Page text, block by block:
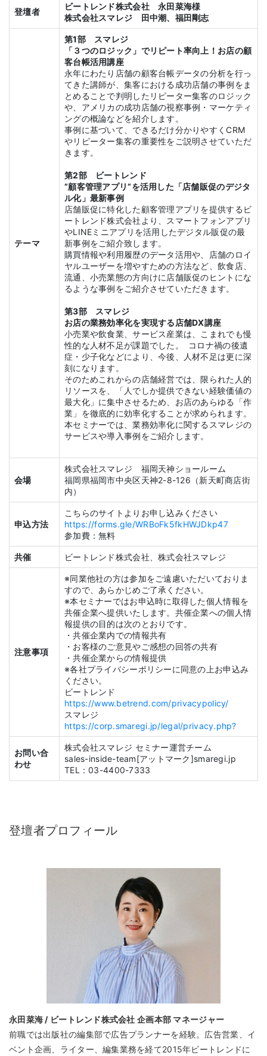
登壇者
ビートレンド株式会社 永田菜海様
株式会社スマレジ 田中潮、 福田剛志
テーマ
第1部 スマレジ
「３つのロジック」でリピート率向上！お店の顧
客台帳活用講座
永年にわたり店舗の顧客台帳データの分析を行っ
てきた講師が、集客における成功店舗の事例をま
とめることで判明したリピーター集客のロジック
や、アメリカの成功店舗の視察事例・マーケティ
ングの概論などを紹介します。
事例に基づいて、できるだけ分かりやすくCRM
やリピーター集客の重要性をご説明させていただ
きます。
第2部 ビートレンド
”顧客管理アプリ”を活用した「店舗販促のデジタ
ル化」最新事例
店舗販促に特化した顧客管理アプリを提供するビ
ートレンド株式会社より、スマートフォンアプリ
やLINEミニアプリを活用したデジタル販促の最
新事例をご紹介致します。
購買情報や利用履歴のデータ活用や、店舗のロイ
ヤルユーザーを増やすための方法など、飲食店、
流通、小売業態の方向けに店舗販促のヒントにな
るような事例をご紹介させていただきます。
第3部 スマレジ
お店の業務効率化を実現する店舗DX講座
小売業や飲食業、サービス産業は、こまれでも慢
性的な人材不足が課題でした。 コロナ禍の後遺
症・少子化などにより、今後、人材不足は更に深
刻になります。
そのためこれからの店舗経営では、限られた人的
リソースを、「人でしか提供できない経験価値の
最大化」に集中させるため、お店のあらゆる「作
業」を徹底的に効率化することが求められます。
本セミナーでは、業務効率化に関するスマレジの
サービスや導入事例をご紹介します。
会場
株式会社スマレジ 福岡天神ショールーム
福岡県福岡市中央区天神2-8-126（新天町商店街
内）
申込方法
こちらのサイトよりお申し込みください
https://forms.gle/WRBoFk5fkHWJDkp47
参加費：無料
共催 ビートレンド株式会社、株式会社スマレジ
注意事項
※同業他社の方は参加をご遠慮いただいておりま
すので、あらかじめご了承ください。
※本セミナーではお申込時に取得した個人情報を
共催企業へ提供いたします。共催企業への個人情
報提供の目的は次のとおりです。
・共催企業内での情報共有
・お客様のご意見やご感想の回答の共有
・共催企業からの情報提供
※各社プライバシーポリシーに同意の上お申込み
ください。
ビートレンド
https://www.betrend.com/privacypolicy/
スマレジ
https://corp.smaregi.jp/legal/privacy.php?
お問い合
わせ
株式会社スマレジ セミナー運営チーム
sales-inside-team[アットマーク]smaregi.jp
TEL：03-4400-7333
登壇者プロフィール
永田菜海 / ビートレンド株式会社 企画本部 マネージャー
前職では出版社の編集部で広告プランナーを経験。広告営業、イ
ベント企画、ライター、編集業務を経て2015年ビートレンドに